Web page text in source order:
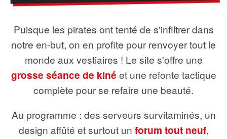
Puisque les pirates ont tenté de s'infiltrer dans
notre en-but, on en profite pour renvoyer tout le
monde aux vestiaires ! Le site s'offre une
grosse séance de kiné et une refonte tactique
complète pour se refaire une beauté.
Au programme : des serveurs survitaminés, un
design affûté et surtout un forum tout neuf,